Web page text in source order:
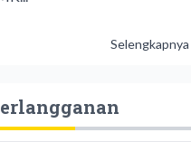
Selengkapnya